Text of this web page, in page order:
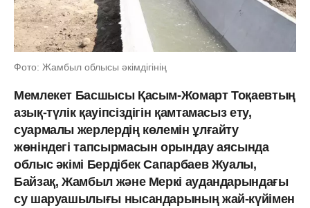
Фото: Жамбыл облысы әкімдігінің
Мемлекет Басшысы Қасым-Жомарт Тоқаевтың
азық-түлік қауіпсіздігін қамтамасыз ету,
суармалы жерлердің көлемін ұлғайту
жөніндегі тапсырмасын орындау аясында
облыс әкімі Бердібек Сапарбаев Жуалы,
Байзақ, Жамбыл және Меркі аудандарындағы
су шаруашылығы нысандарының жай-күйімен